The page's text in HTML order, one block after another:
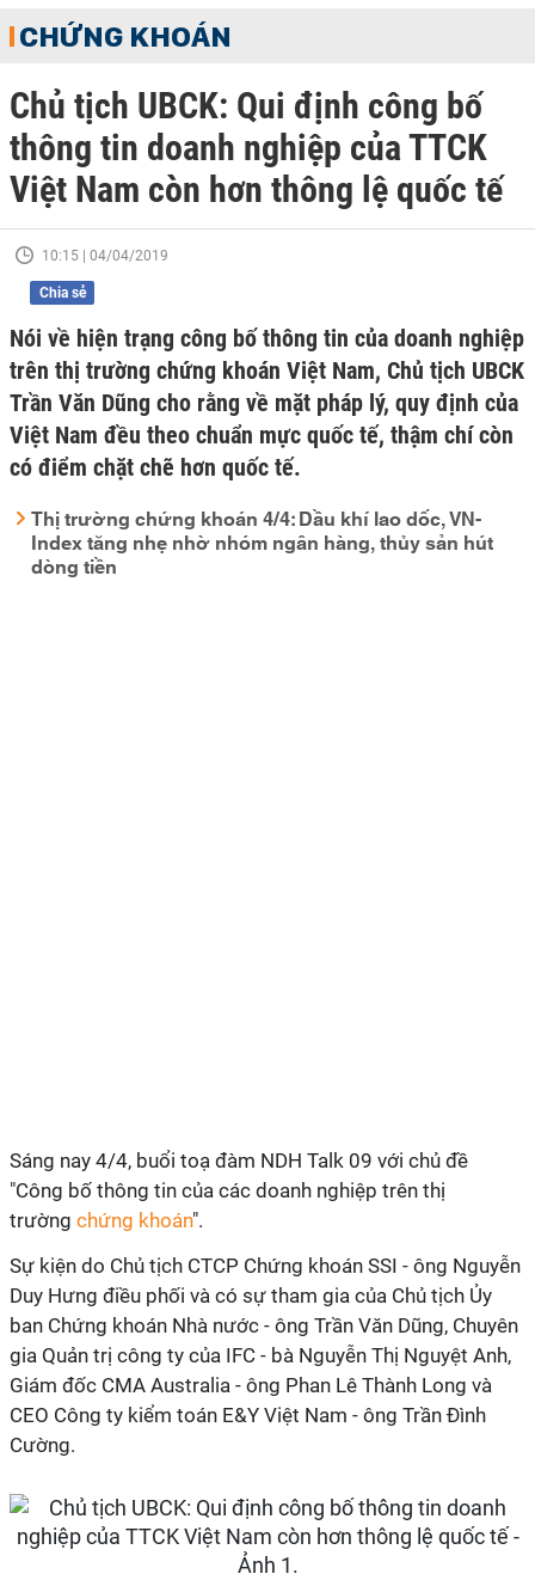
CHỨNG KHOÁN
Chủ tịch UBCK: Qui định công bố
thông tin doanh nghiệp của TTCK
Việt Nam còn hơn thông lệ quốc tế
10:15 | 04/04/2019
Chia sẻ
Nói về hiện trạng công bố thông tin của doanh nghiệp
trên thị trường chứng khoán Việt Nam, Chủ tịch UBCK
Trần Văn Dũng cho rằng về mặt pháp lý, quy định của
Việt Nam đều theo chuẩn mực quốc tế, thậm chí còn
có điểm chặt chẽ hơn quốc tế.
Thị trường chứng khoán 4/4: Dầu khí lao dốc, VN-
Index tăng nhẹ nhờ nhóm ngân hàng, thủy sản hút
dòng tiền
Sáng nay 4/4, buổi toạ đàm NDH Talk 09 với chủ đề
"Công bố thông tin của các doanh nghiệp trên thị
trường chứng khoán".
Sự kiện do Chủ tịch CTCP Chứng khoán SSI - ông Nguyễn
Duy Hưng điều phối và có sự tham gia của Chủ tịch Ủy
ban Chứng khoán Nhà nước - ông Trần Văn Dũng, Chuyên
gia Quản trị công ty của IFC - bà Nguyễn Thị Nguyệt Anh,
Giám đốc CMA Australia - ông Phan Lê Thành Long và
CEO Công ty kiểm toán E&Y Việt Nam - ông Trần Đình
Cường.